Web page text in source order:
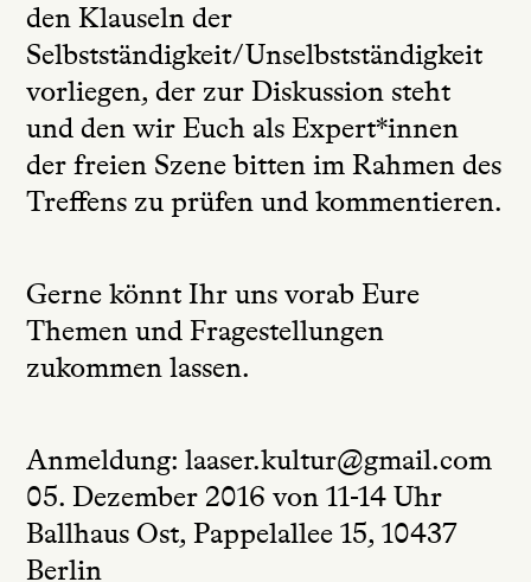
den Klauseln der
Selbstständigkeit/Unselbstständigkeit
vorliegen, der zur Diskussion steht
und den wir Euch als Expert*innen
der freien Szene bitten im Rahmen des
Treffens zu prüfen und kommentieren.
Gerne könnt Ihr uns vorab Eure
Themen und Fragestellungen
zukommen lassen.
Anmeldung: laaser.kultur@gmail.com
05. Dezember 2016 von 11-14 Uhr
Ballhaus Ost, Pappelallee 15, 10437
Berlin